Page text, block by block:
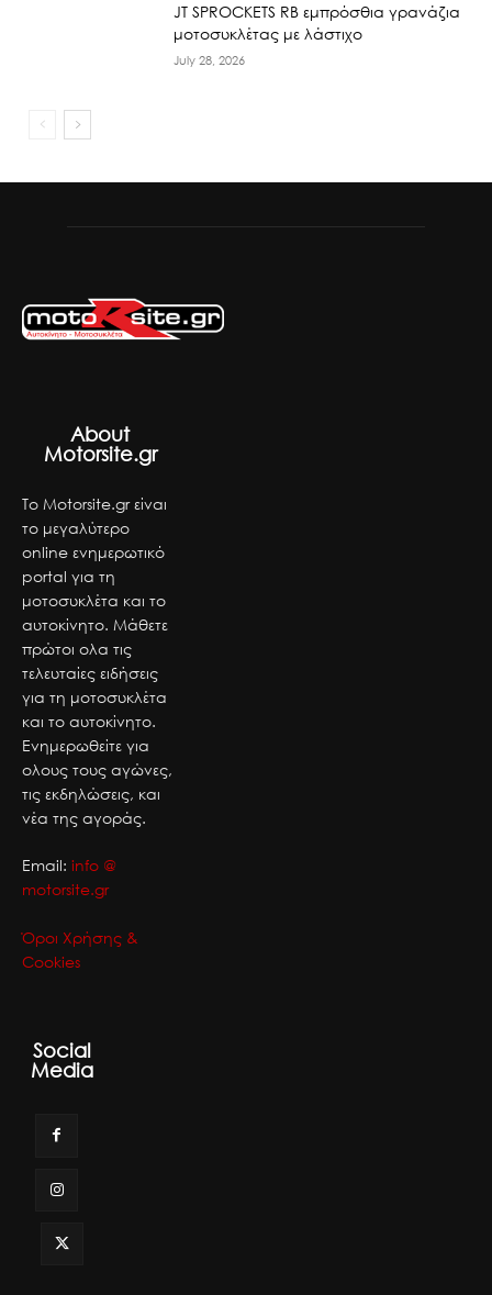
JT SPROCKETS RB εμπρόσθια γρανάζια
μοτοσυκλέτας με λάστιχο
July 28, 2026
About
Motorsite.gr
Το Motorsite.gr είναι
το μεγαλύτερο
online ενημερωτικό
portal για τη
μοτοσυκλέτα και το
αυτοκίνητο. Μάθετε
πρώτοι ολα τις
τελευταίες ειδήσεις
για τη μοτοσυκλέτα
και το αυτοκίνητο.
Ενημερωθείτε για
ολους τους αγώνες,
τις εκδηλώσεις, και
νέα της αγοράς.
Email: info @
motorsite.gr
Όροι Χρήσης &
Cookies
Social
Media